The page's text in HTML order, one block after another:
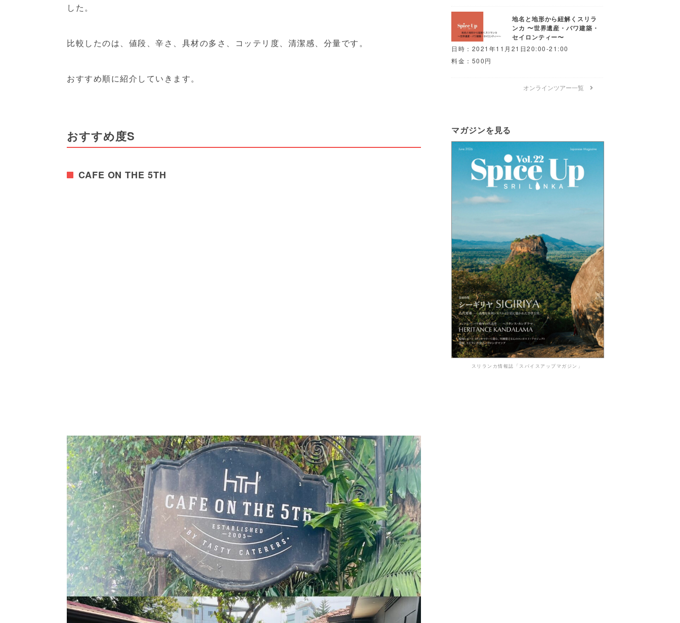
した。
比較したのは、値段、辛さ、具材の多さ、コッテリ度、清潔感、分量です。
おすすめ順に紹介していきます。
おすすめ度S
CAFE ON THE 5TH
地名と地形から紐解くスリラ
ンカ 〜世界遺産・バワ建築・
セイロンティー〜
日時：2021年11月21日20:00-21:00
料金：500円
オンラインツアー一覧
マガジンを見る
スリランカ情報誌「スパイスアップマガジン」